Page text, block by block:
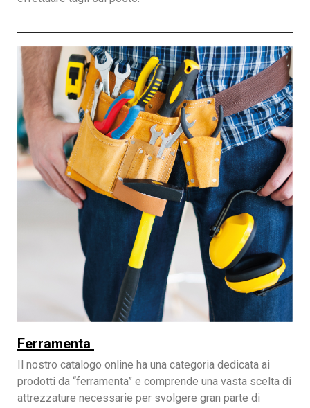
Ferramenta
Il nostro catalogo online ha una categoria dedicata ai
prodotti da “ferramenta” e comprende una vasta scelta di
attrezzature necessarie per svolgere gran parte di